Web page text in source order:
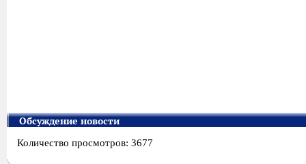
Обсуждение новости
Количество просмотров: 3677